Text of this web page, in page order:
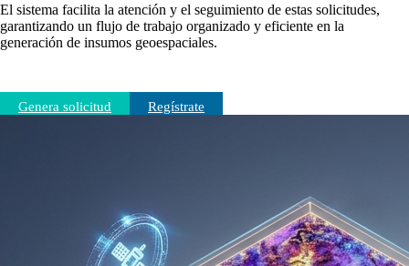
El sistema facilita la atención y el seguimiento de estas solicitudes,
garantizando un flujo de trabajo organizado y eficiente en la
generación de insumos geoespaciales.
Genera solicitud Regístrate